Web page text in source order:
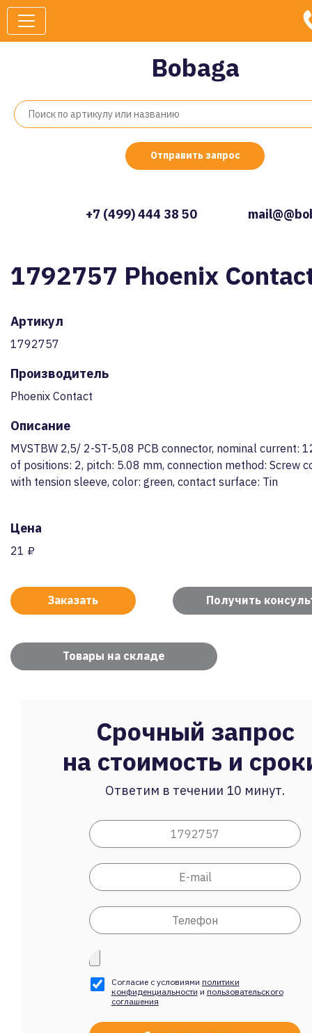
Bobaga
Отправить запрос
+7 (499) 444 38 50
1792757 Phoenix
Артикул
1792757
Производитель
Phoenix Contact
Описание
MVSTBW 2,5/ 2-ST-5,08 PCB connector, nominal current:
of positions: 2, pitch: 5.08 mm, connection method: Screw
with tension sleeve, color: green, contact surface: Tin
Цена
21 ₽
Заказать Получить
Товары на складе
Срочный запрос
на стоимость и
Ответим в течении 10 минут.
Согласие с условиями политики
конфиденциальности и пользовательского
соглашения